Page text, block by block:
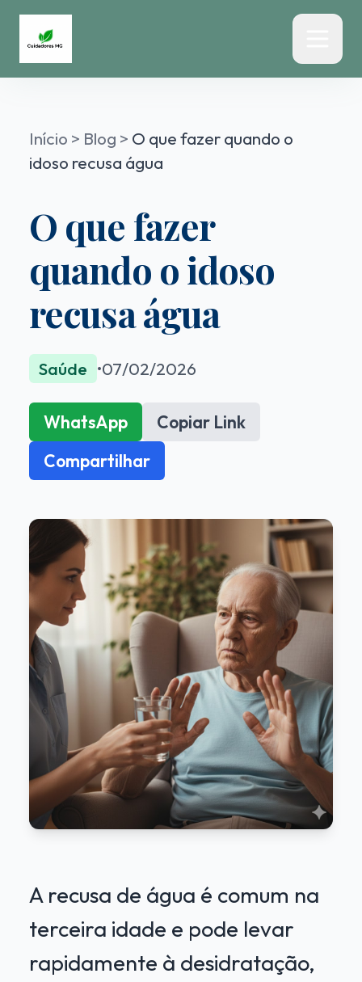
Início > Blog > O que fazer quando o
idoso recusa água
O que fazer
quando o idoso
recusa água
Saúde •07/02/2026
WhatsApp
Copiar Link
Compartilhar
A recusa de água é comum na
terceira idade e pode levar
rapidamente à desidratação,